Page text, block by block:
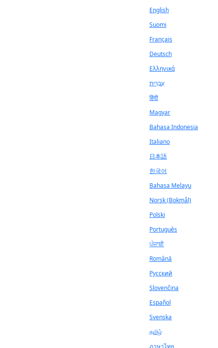
English
Suomi
Français
Deutsch
Ελληνικά
עִבְרִית
हिंदी
Magyar
Bahasa Indonesia
Italiano
日本語
한국어
Bahasa Melayu
Norsk (Bokmål)
Polski
Português
ਪੰਜਾਬੀ
Română
Русский
Slovenčina
Español
Svenska
தமிழ்
ภาษาไทย